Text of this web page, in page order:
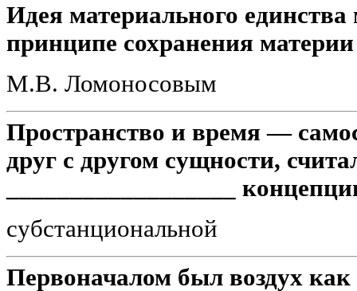
Идея материального
принципе сохранения
М.В. Ломоносовым
Пространство и время —
друг с другом сущности,
__________________
субстанциональной
Первоначалом был воздух как